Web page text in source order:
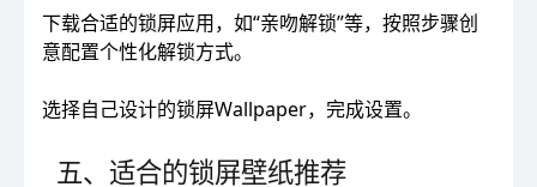
下载合适的锁屏应用，如“亲吻解锁”等，按照步骤创
意配置个性化解锁方式。
选择自己设计的锁屏Wallpaper，完成设置。
五、适合的锁屏壁纸推荐